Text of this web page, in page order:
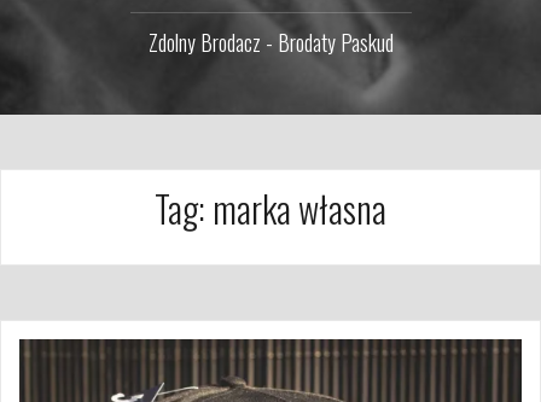
Zdolny Brodacz - Brodaty Paskud
Tag: marka własna